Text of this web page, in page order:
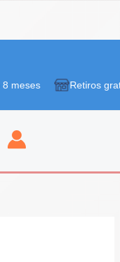
Retiros gratis en